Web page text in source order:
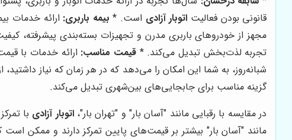
قانونی بودن فعالیت اتوبار آزادی است. * بیمه باربری: ارائه خدمات
مجهز از خودروهای باربری مدرن و تجهیزات بسته‌بندی پیشرفته،
تجربه لذت‌بخش تبدیل می‌کند. *قیمت مناسب: ارائه خدمات با
شبانه‌روز، به شما این امکان را می‌دهد که در هر زمان که نیاز
گزینه مناسب برای جابجایی‌های بین‌شهری تبدیل می‌کند.
در مقایسه با رقبایی مانند "آسان بار" و "تهران بار"،اتوبار آزادی با
مانند "آسان بار" بیشتر بر قیمت‌های پایین تمرکز دارند و ممکن